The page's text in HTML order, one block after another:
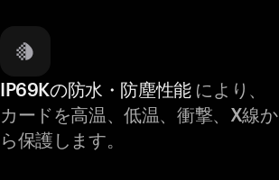
IP69Kの防水・防塵性能により、
カードを高温、低温、衝撃、X線か
ら保護します。